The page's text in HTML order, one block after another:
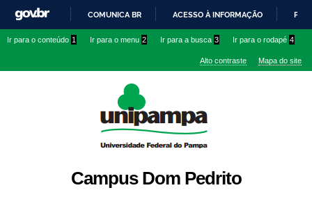
conteúdo
IR
O
COMUNICA BR ACESSO À INFORMAÇÃO
Ir para o conteúdo 1 Ir para o menu 2 Ir para a busca 3 Ir para o rodapé 4
Alto contraste Mapa do site
Campus Dom Pedrito